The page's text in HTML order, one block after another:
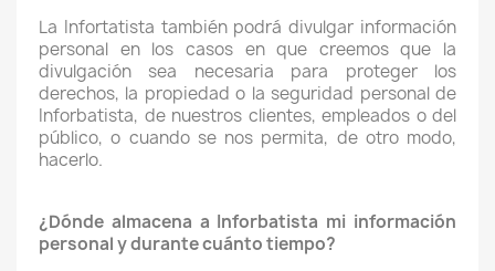
La Infortatista también podrá divulgar información
personal en los casos en que creemos que la
divulgación sea necesaria para proteger los
derechos, la propiedad o la seguridad personal de
Inforbatista, de nuestros clientes, empleados o del
público, o cuando se nos permita, de otro modo,
hacerlo.
¿Dónde almacena a Inforbatista mi información
personal y durante cuánto tiempo?